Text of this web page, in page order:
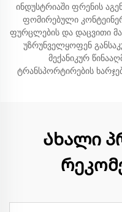
ინდუსტრიაში ფრენის
ფომირებული
ფურცლების და დაცვითი
უზრუნველყოფენ
მექანიკურ
ტრანსპორტირების
Ახალი